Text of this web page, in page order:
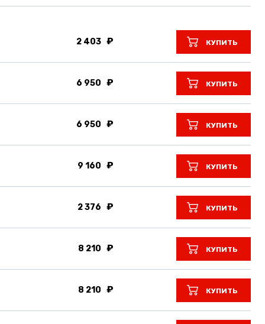
2 403 КУПИТЬ
6 950 КУПИТЬ
6 950 КУПИТЬ
9 160 КУПИТЬ
2 376 КУПИТЬ
8 210 КУПИТЬ
8 210 КУПИТЬ